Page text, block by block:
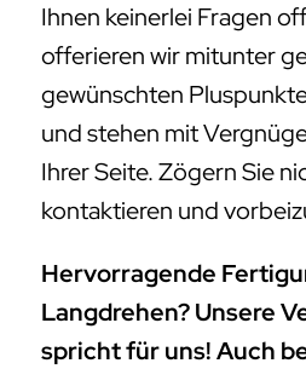
Ihnen keinerlei Fragen
offerieren wir mitunter
gewünschten
und stehen mit
Ihrer Seite. Zögern Sie
kontaktieren und
Hervorragende
Langdrehen? Unsere
spricht für uns! Auch